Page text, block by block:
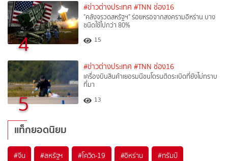
4
#ข่าวต่างประเทศ #TNN ช่อง16
"คลังจรวดสหรัฐฯ" ร่อยหรอจากสงครามอิหร่าน บาง
ชนิดใช้ไปกว่า 80%
15
5
#ข่าวต่างประเทศ #TNN ช่อง16
เครื่องบินสินค้าเยอรมนีชนโดรนติดระเบิดที่ยังไม่ทราบ
ที่มา
13
แท็กยอดนิยม
#จีน #สหรัฐฯ #โควิด-19 #อิหร่าน #ทรัมป์